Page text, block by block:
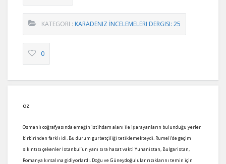
KATEGORI : KARADENIZ İNCELEMELERI DERGISI: 25
0
ÖZ
Osmanlı coğrafyasında emeğin istihdam alanı ile iş arayanların bulunduğu yerler
birbirinden farklı idi. Bu durum gurbetçiliği tetiklemekteydi. Rumeli’de geçim
sıkıntısı çekenler İstanbul’un yanı sıra hasat vakti Yunanistan, Bulgaristan,
Romanya kırsalına gidiyorlardı. Doğu ve Güneydoğulular rızıklarını temin için